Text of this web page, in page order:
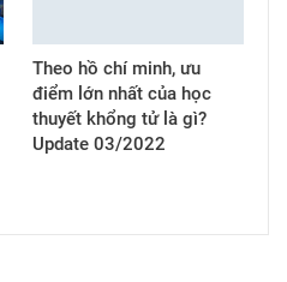
Theo hồ chí minh, ưu
điểm lớn nhất của học
thuyết khổng tử là gì?
Update 03/2022